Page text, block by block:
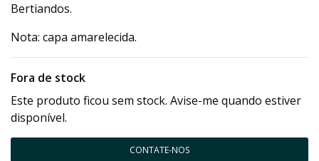
Bertiandos.
Nota: capa amarelecida.
Fora de stock
Este produto ficou sem stock. Avise-me quando estiver
disponível.
CONTATE-NOS